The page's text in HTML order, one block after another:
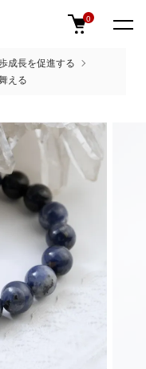
0
成長を促進する
える